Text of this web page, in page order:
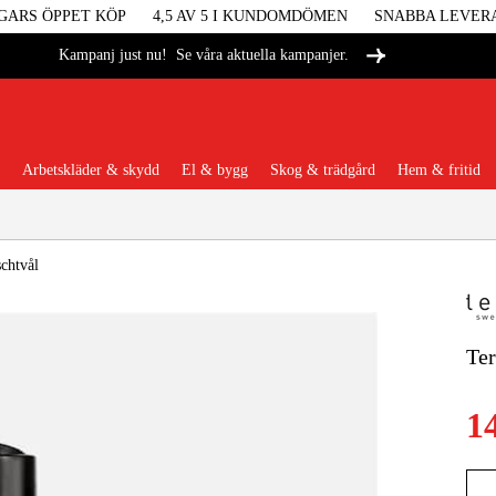
ÖPPET KÖP 4,5 AV 5 I KUNDOMDÖMEN SNABBA
Kampanj just nu! Se våra aktuella kampanjer.
Maskiner
Arbetskläder & skydd El & bygg Skog & trädgård Hem & fritid